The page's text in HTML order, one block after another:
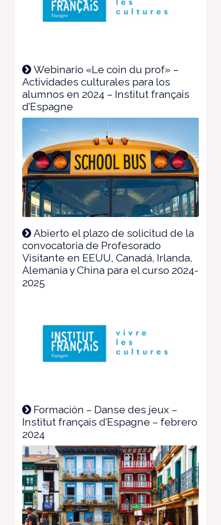
Webinario «Le coin du prof» –
Actividades culturales para los
alumnos en 2024 – Institut français
d’Espagne
Abierto el plazo de solicitud de la
convocatoria de Profesorado
Visitante en EEUU, Canadá, Irlanda,
Alemania y China para el curso 2024-
2025
Formación – Danse des jeux –
Institut français d’Espagne – febrero
2024